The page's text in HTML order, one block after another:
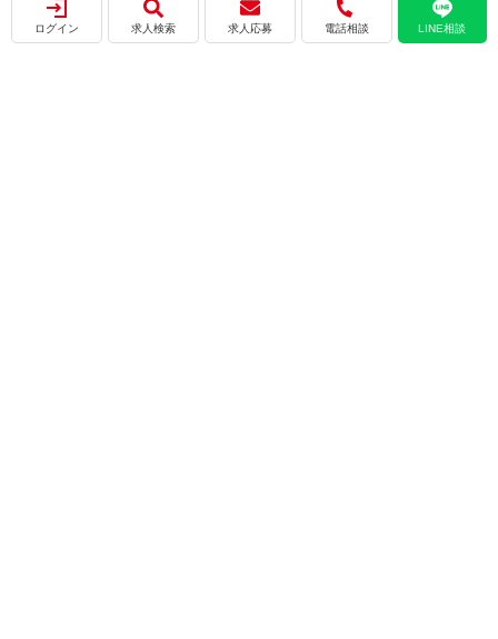
ログイン 求人検索 求人応募 電話相談 LINE相談